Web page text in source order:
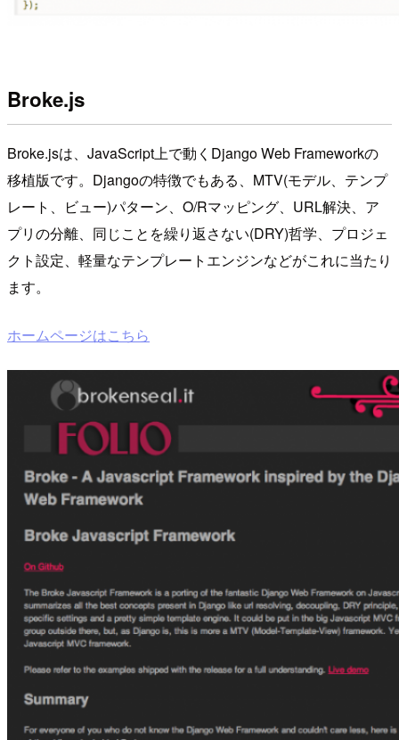
Broke.js
Broke.jsは、JavaScript上で動くDjango Web Frameworkの
移植版です。Djangoの特徴でもある、MTV(モデル、テンプ
レート、ビュー)パターン、O/Rマッピング、URL解決、ア
プリの分離、同じことを繰り返さない(DRY)哲学、プロジェ
クト設定、軽量なテンプレートエンジンなどがこれに当たり
ます。
ホームページはこちら